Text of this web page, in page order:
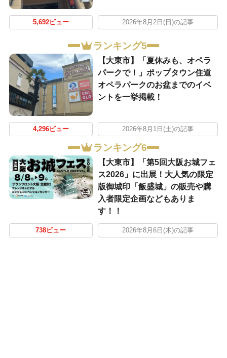
5,692ビュー 2026年8月2日(日)の記事
ランキング5
【大東市】「夏休みも、オペラ
パークで！」ポップタウン住道
オペラパークのお盆までのイベ
ントを一挙掲載！
4,296ビュー 2026年8月1日(土)の記事
ランキング6
【大東市】「第5回大阪お城フェ
ス2026」に出展！大人気の限定
版御城印「飯盛城」の販売や購
入者限定企画などもありま
す！！
738ビュー 2026年8月6日(木)の記事